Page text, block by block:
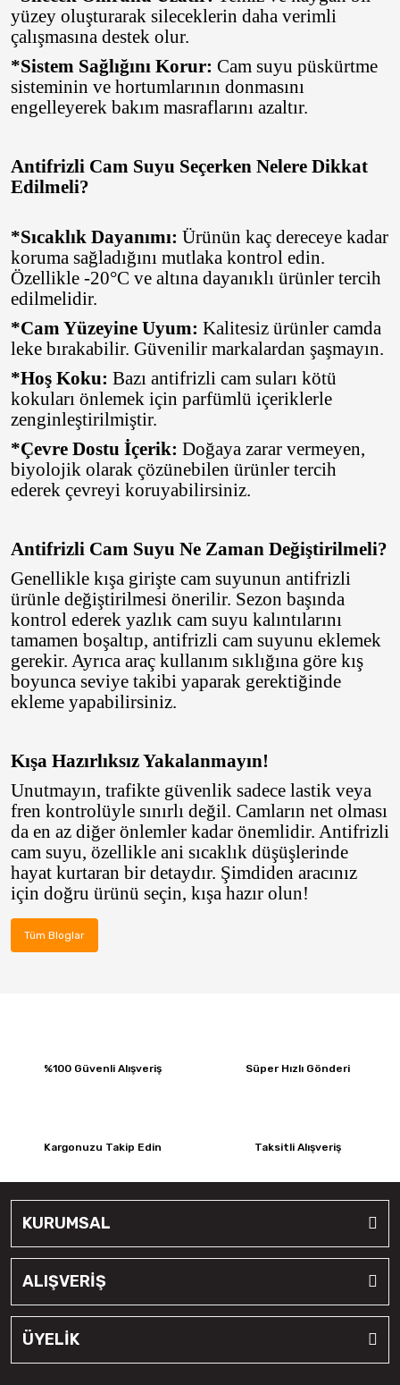
yüzey oluşturarak sileceklerin daha verimli
çalışmasına destek olur.
*Sistem Sağlığını Korur: Cam suyu püskürtme
sisteminin ve hortumlarının donmasını
engelleyerek bakım masraflarını azaltır.
Antifrizli Cam Suyu Seçerken Nelere Dikkat
Edilmeli?
*Sıcaklık Dayanımı: Ürünün kaç dereceye kadar
koruma sağladığını mutlaka kontrol edin.
Özellikle -20°C ve altına dayanıklı ürünler tercih
edilmelidir.
*Cam Yüzeyine Uyum: Kalitesiz ürünler camda
leke bırakabilir. Güvenilir markalardan şaşmayın.
*Hoş Koku: Bazı antifrizli cam suları kötü
kokuları önlemek için parfümlü içeriklerle
zenginleştirilmiştir.
*Çevre Dostu İçerik: Doğaya zarar vermeyen,
biyolojik olarak çözünebilen ürünler tercih
ederek çevreyi koruyabilirsiniz.
Antifrizli Cam Suyu Ne Zaman Değiştirilmeli?
Genellikle kışa girişte cam suyunun antifrizli
ürünle değiştirilmesi önerilir. Sezon başında
kontrol ederek yazlık cam suyu kalıntılarını
tamamen boşaltıp, antifrizli cam suyunu eklemek
gerekir. Ayrıca araç kullanım sıklığına göre kış
boyunca seviye takibi yaparak gerektiğinde
ekleme yapabilirsiniz.
Kışa Hazırlıksız Yakalanmayın!
Unutmayın, trafikte güvenlik sadece lastik veya
fren kontrolüyle sınırlı değil. Camların net olması
da en az diğer önlemler kadar önemlidir. Antifrizli
cam suyu, özellikle ani sıcaklık düşüşlerinde
hayat kurtaran bir detaydır. Şimdiden aracınız
için doğru ürünü seçin, kışa hazır olun!
Tüm Bloglar
%100 Güvenli Alışveriş Süper Hızlı Gönderi
Kargonuzu Takip Edin Taksitli Alışveriş
KURUMSAL
ALIŞVERİŞ
ÜYELİK